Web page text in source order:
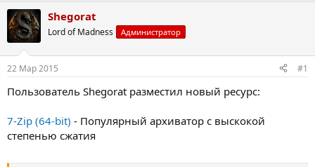
т
е
м
ы
а
а
Shegorat
Lord of Madness Администратор
22 Мар 2015 #1
Пользователь Shegorat разместил новый ресурс:
7-Zip (64-bit) - Популярный архиватор с выскокой
степенью сжатия